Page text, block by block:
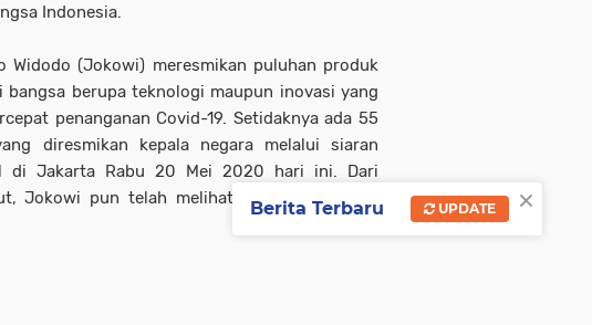
Indonesia.
Widodo (Jokowi) meresmikan puluhan produk
berupa teknologi maupun inovasi yang
penanganan Covid-19. Setidaknya ada 55
diresmikan kepala negara melalui siaran
di Jakarta Rabu 20 Mei 2020 hari ini. Dari
Jokowi pun telah melihat 9 produk buatan
×
Berita Terbaru UPDATE